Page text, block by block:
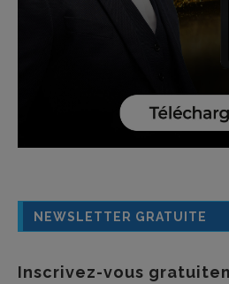
NEWSLETTER GRATUITE
Inscrivez-vous